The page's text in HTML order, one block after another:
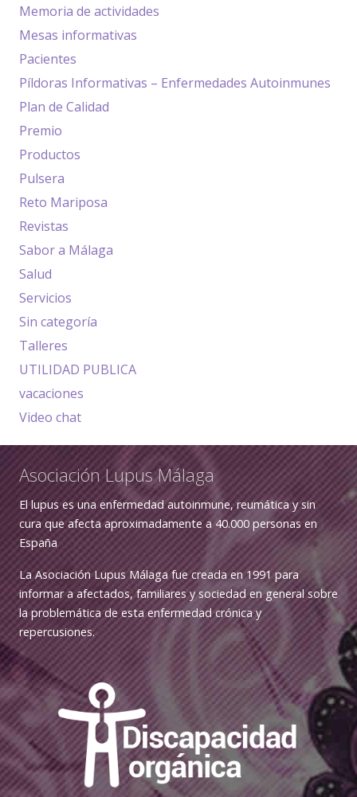
Memoria de actividades
Mesas informativas
Pacientes
Píldoras Informativas – Enfermedades Autoinmunes
Plan de Calidad
Premio
Productos
Pulsera
Reto Mariposa
Revistas
Sabor a Málaga
Salud
Servicios
Sin categoría
Talleres
UTILIDAD PUBLICA
vacaciones
Video chat
Asociación Lupus Málaga
El lupus es una enfermedad autoinmune, reumática y sin
cura que afecta aproximadamente a 40.000 personas en
España
La Asociación Lupus Málaga fue creada en 1991 para
informar a afectados, familiares y sociedad en general sobre
la problemática de esta enfermedad crónica y
repercusiones.